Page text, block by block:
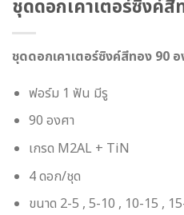
ชุดดอกเคาเตอร์ซิงค์สี
ชุดดอกเคาเตอร์ซิงค์สีทอง 90
ฟอร์ม 1 ฟัน มีรู
90 องศา
เกรด M2AL + TiN
4 ดอก/ชุด
ขนาด 2-5 , 5-10 , 10-15 ,